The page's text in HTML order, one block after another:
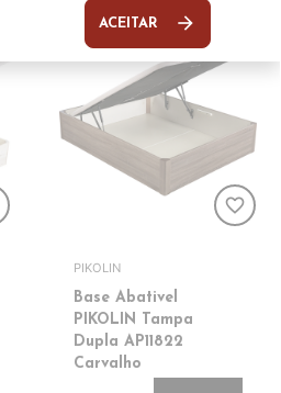
favorite_border
PIKOLIN
Base Abativel
PIKOLIN Tampa
Dupla AP11822
Carvalho
ACEITAR arrow_forward